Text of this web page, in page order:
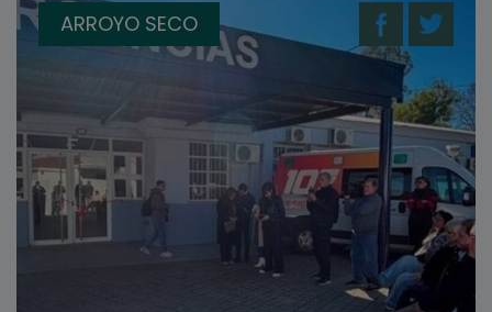
ARROYO SECO